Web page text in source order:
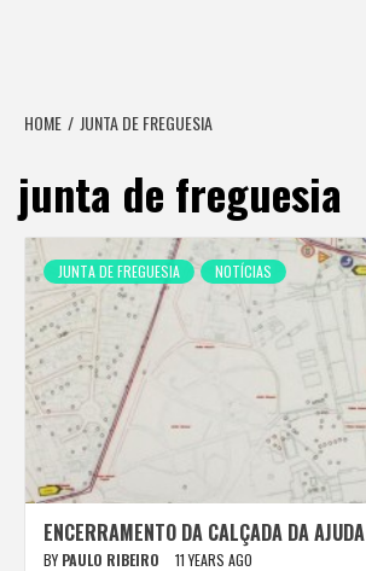
HOME JUNTA DE FREGUESIA
junta de freguesia
JUNTA DE FREGUESIA NOTÍCIAS
ENCERRAMENTO DA CALÇADA DA AJUDA
BY PAULO RIBEIRO 11 YEARS AGO